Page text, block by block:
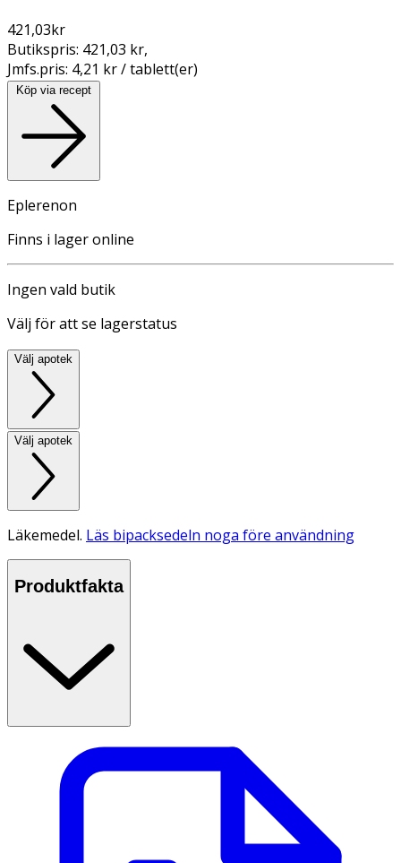
421,03kr
Butikspris: 421,03 kr,
Jmfs.pris: 4,21 kr / tablett(er)
Köp via recept
Eplerenon
Finns i lager online
Ingen vald butik
Välj för att se lagerstatus
Välj apotek
Välj apotek
Läkemedel. Läs bipacksedeln noga före användning
Produktfakta